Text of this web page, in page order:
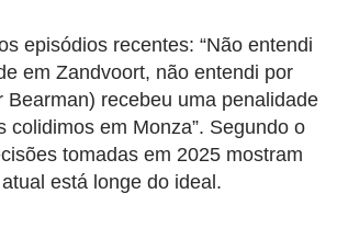
episódios recentes: “Não entendi
em Zandvoort, não entendi por
Bearman) recebeu uma penalidade
colidimos em Monza”. Segundo o
tomadas em 2025 mostram
está longe do ideal.